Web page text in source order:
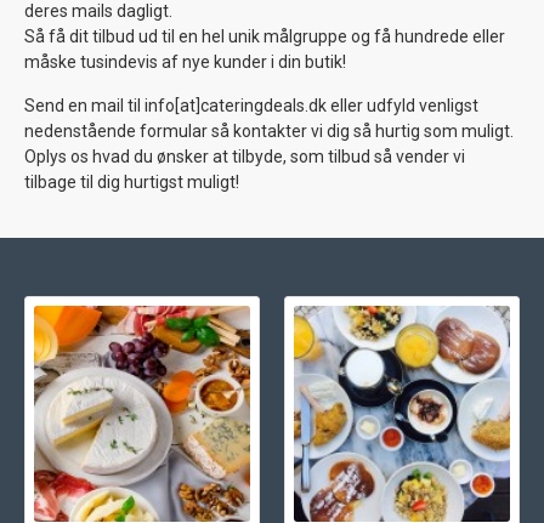
deres mails dagligt.
Så få dit tilbud ud til en hel unik målgruppe og få hundrede eller
måske tusindevis af nye kunder i din butik!
Send en mail til info[at]cateringdeals.dk eller udfyld venligst
nedenstående formular så kontakter vi dig så hurtig som muligt.
Oplys os hvad du ønsker at tilbyde, som tilbud så vender vi
tilbage til dig hurtigst muligt!